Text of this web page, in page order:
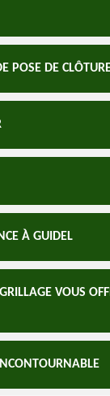
POSE DE
À GUIDEL
VOUS